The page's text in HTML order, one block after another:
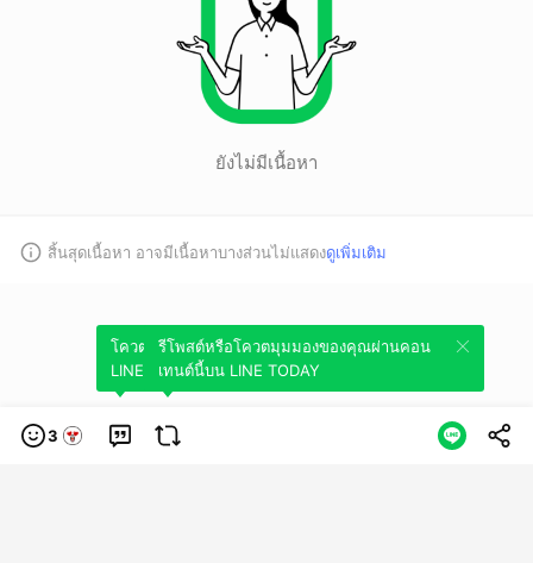
ยังไม่มีเนื้อหา
สิ้นสุดเนื้อหา อาจมีเนื้อหาบางส่วนไม่แสดงดูเพิ่มเติม
3
โควตมุมมองของคุณผ่านคอนเทนต์นี้บน
LINE TODAY
รีโพสต์หรือโควตมุมมองของคุณผ่านคอน
เทนต์นี้บน LINE TODAY